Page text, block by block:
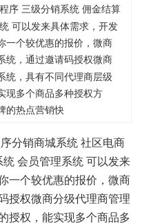
序 三级分销系统 佣金结算
可以发来具体需求，开发
一个较优惠的报价，微商
统，通过邀请码授权微商
统，具有不同代理商层级
现多个商品多种授权方
的热点营销快
分销商城系统 社区电商
会员管理系统 可以发来
一个较优惠的报价，微商
授权微商分级代理商管理
授权，能实现多个商品多